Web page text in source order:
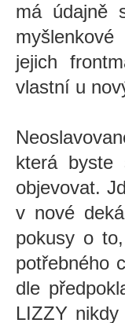
má údajně
jejich
vlastní u
která byste
objevovat.
v nové
pokusy o
potřebného
dle
LIZZY